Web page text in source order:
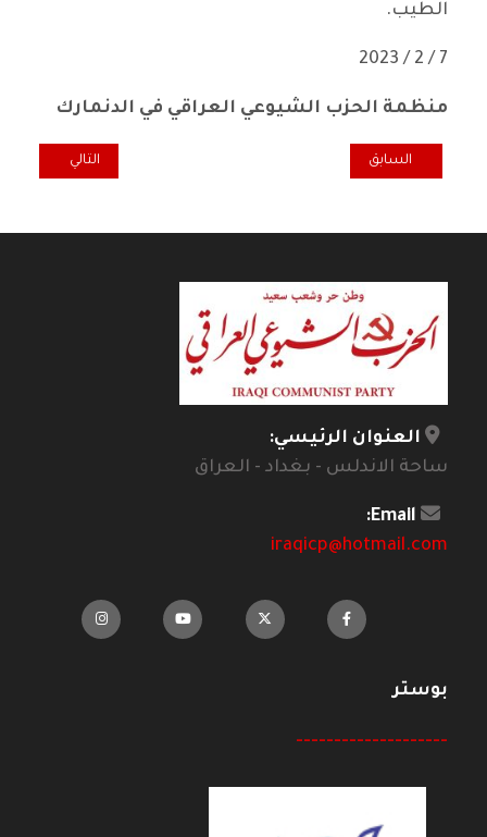
الطيب.
7 / 2 / 2023
منظمة الحزب الشيوعي العراقي في الدنمارك
المقال السابق: تعزية ومواساة منظمة الحزب في هولندا وبلجيكا
السابق المقال التالي:
التالي
العنوان الرئيسي:
ساحة الاندلس - بغداد - العراق
Email:
iraqicp@hotmail.com
بوستر
--------------------